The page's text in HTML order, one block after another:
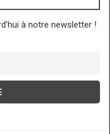
à notre newsletter !